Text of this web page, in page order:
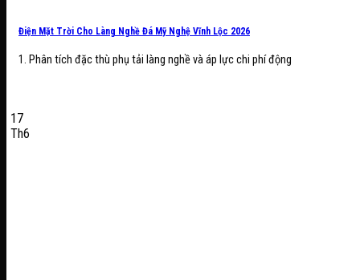
Điện Mặt Trời Cho Làng Nghề Đá Mỹ Nghệ Vĩnh Lộc 2026
1. Phân tích đặc thù phụ tải làng nghề và áp lực chi phí động
17
Th6